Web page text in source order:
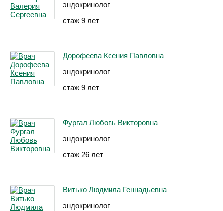
эндокринолог
стаж 9 лет
Дорофеева Ксения Павловна
эндокринолог
стаж 9 лет
Фургал Любовь Викторовна
эндокринолог
стаж 26 лет
Витько Людмила Геннадьевна
эндокринолог